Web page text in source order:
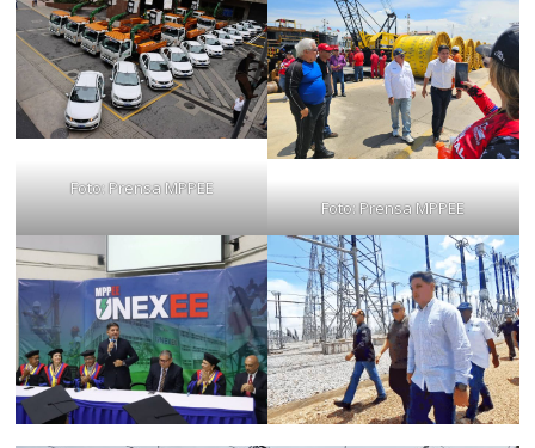
Foto: Prensa MPPEE
Foto: Prensa MPPEE